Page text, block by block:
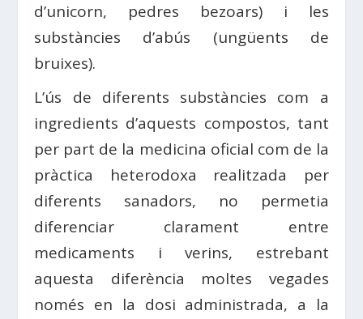
d’unicorn, pedres bezoars) i les
substàncies d’abús (ungüents de
bruixes).
L’ús de diferents substàncies com a
ingredients d’aquests compostos, tant
per part de la medicina oficial com de la
pràctica heterodoxa realitzada per
diferents sanadors, no permetia
diferenciar clarament entre
medicaments i verins, estrebant
aquesta diferència moltes vegades
només en la dosi administrada, a la